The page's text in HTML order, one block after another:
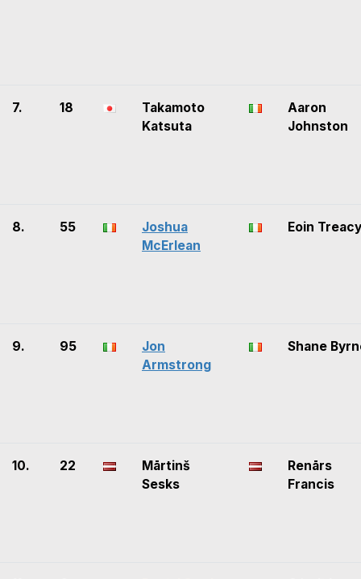
7. 18
Takamoto
Katsuta
Aaron
Johnston
8. 55
Joshua
McErlean
Eoin Treacy
9. 95
Jon
Armstrong
Shane
10. 22
Mārtinš
Sesks
Renārs
Francis